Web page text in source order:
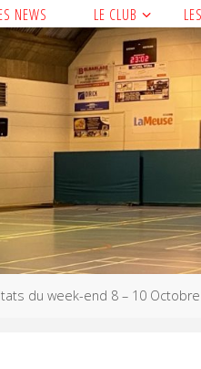
NEWS LE CLUB
du week-end 8 – 10 Octobre